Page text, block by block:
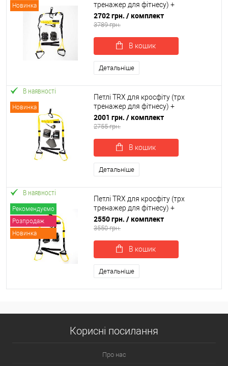
Новинка
тренажер для фітнесу) +
гравітаційні черевики для турніку
OSPORT Set 54 (n-0084)
2702 грн. / комплект
3789 грн.
В кошик
Детальніше
Новинка
В наявності
Петлі TRX для кросфіту (трх
тренажер для фітнесу) +
гравітаційні черевики для турніку
OSPORT Set 53 (n-0083)
2001 грн. / комплект
2755 грн.
В кошик
Детальніше
Рекомендуємо
Розпродаж
Новинка
В наявності
Петлі TRX для кросфіту (трх
тренажер для фітнесу) +
гравітаційні черевики для турніку
OSPORT Set 52 (n-0082)
2550 грн. / комплект
3550 грн.
В кошик
Детальніше
Корисні посилання
Про нас